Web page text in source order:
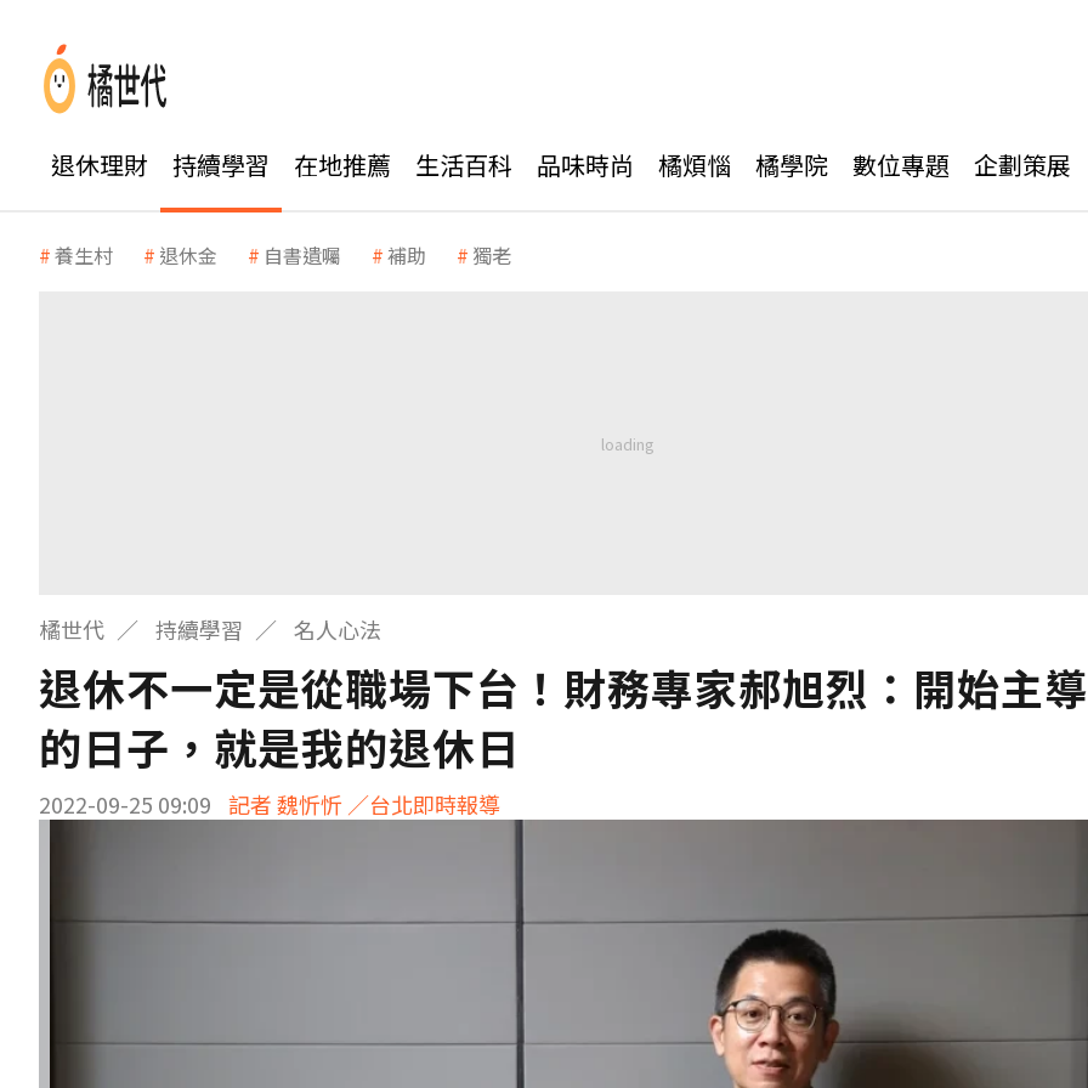
退休理財 持續學習 在地推薦 生活百科 品味時尚 橘煩惱 橘學院 數位專題 企劃策展
養生村 退休金 自書遺囑 補助 獨老
橘世代 持續學習 名人心法
退休不一定是從職場下台！財務專家郝旭烈：開始主
的日子，就是我的退休日
2022-09-25 09:09 記者 魏忻忻 ／台北即時報導